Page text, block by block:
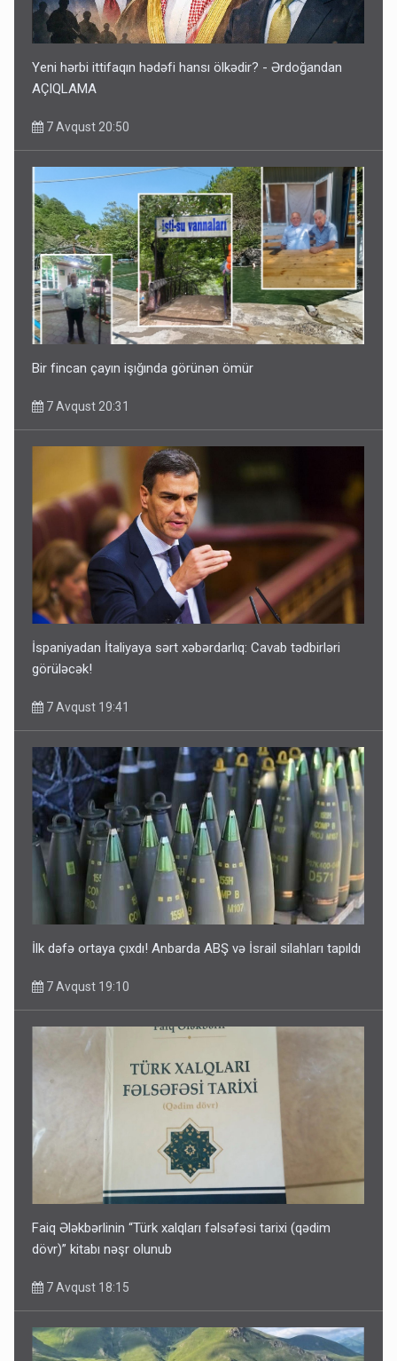
Yeni hərbi ittifaqın hədəfi hansı ölkədir? - Ərdoğandan
AÇIQLAMA
7 Avqust 20:50
Bir fincan çayın işığında görünən ömür
7 Avqust 20:31
İspaniyadan İtaliyaya sərt xəbərdarlıq: Cavab tədbirləri
görüləcək!
7 Avqust 19:41
İlk dəfə ortaya çıxdı! Anbarda ABŞ və İsrail silahları tapıldı
7 Avqust 19:10
Faiq Ələkbərlinin “Türk xalqları fəlsəfəsi tarixi (qədim
dövr)” kitabı nəşr olunub
7 Avqust 18:15